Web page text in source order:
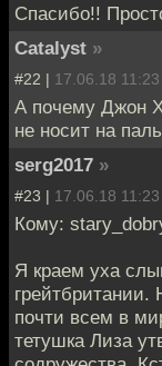
Спасибо!!
Catalyst »
#22 | 17.06.18 11:23
А почему Джон
не носит на
serg2017 »
#23 | 17.06.18 11:23
Кому:
Я краем уха
грейтбритании.
почти всем в
тетушка Лиза